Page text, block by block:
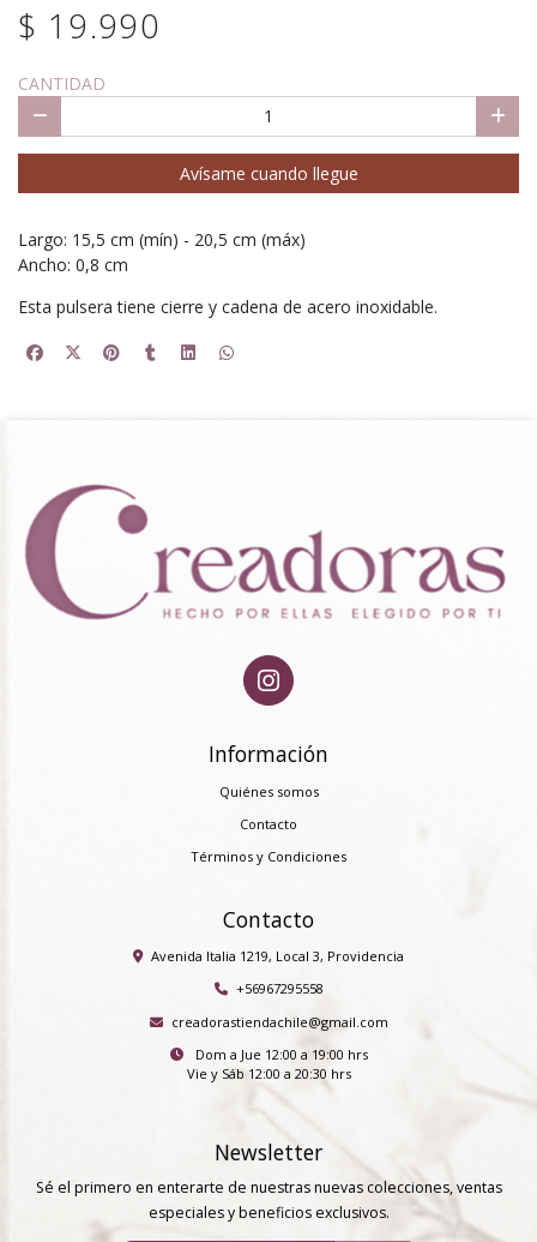
$ 19.990
CANTIDAD
Avísame cuando llegue
Largo: 15,5 cm (mín) - 20,5 cm (máx)
Ancho: 0,8 cm
Esta pulsera tiene cierre y cadena de acero inoxidable.
Información
Quiénes somos
Contacto
Términos y Condiciones
Contacto
Avenida Italia 1219, Local 3, Providencia
+56967295558
creadorastiendachile@gmail.com
Dom a Jue 12:00 a 19:00 hrs
Vie y Sáb 12:00 a 20:30 hrs
Newsletter
Sé el primero en enterarte de nuestras nuevas colecciones, ventas
especiales y beneficios exclusivos.